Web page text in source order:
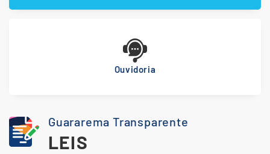
Ouvidoria
Guararema Transparente
LEIS